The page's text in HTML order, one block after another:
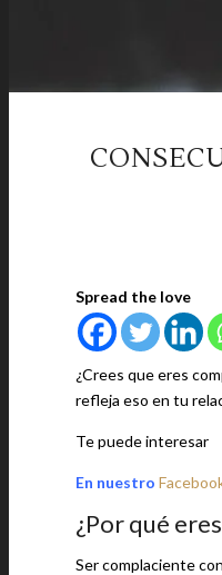
Spread the love
¿Crees que eres
refleja eso en tu
Te puede interesar
En nuestro
¿Por qué
Ser complaciente